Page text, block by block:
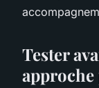
Tester